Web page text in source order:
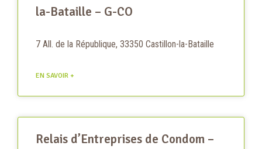
la-Bataille – G-CO
7 All. de la République, 33350 Castillon-la-Bataille
EN SAVOIR +
Relais d’Entreprises de Condom –